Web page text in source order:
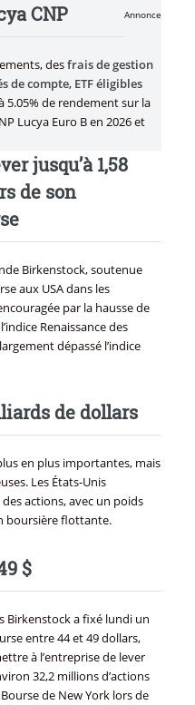
Annonce
CNP
desfrais de gestion
de compte, ETF éligibles
5.05% de rendement sur la
Lucya Euro B en 2026 et
jusqu’à 1,58
de son
Birkenstock, soutenue
aux USA dans les
par la hausse de
Renaissance des
dépassé l’indice
de dollars
en plus importantes, mais
Les États-Unis
actions, avec un poids
boursière flottante.
$
Birkenstock a fixé lundi un
entre 44 et 49 dollars,
à l’entreprise de lever
32,2 millions d’actions
de New York lors de